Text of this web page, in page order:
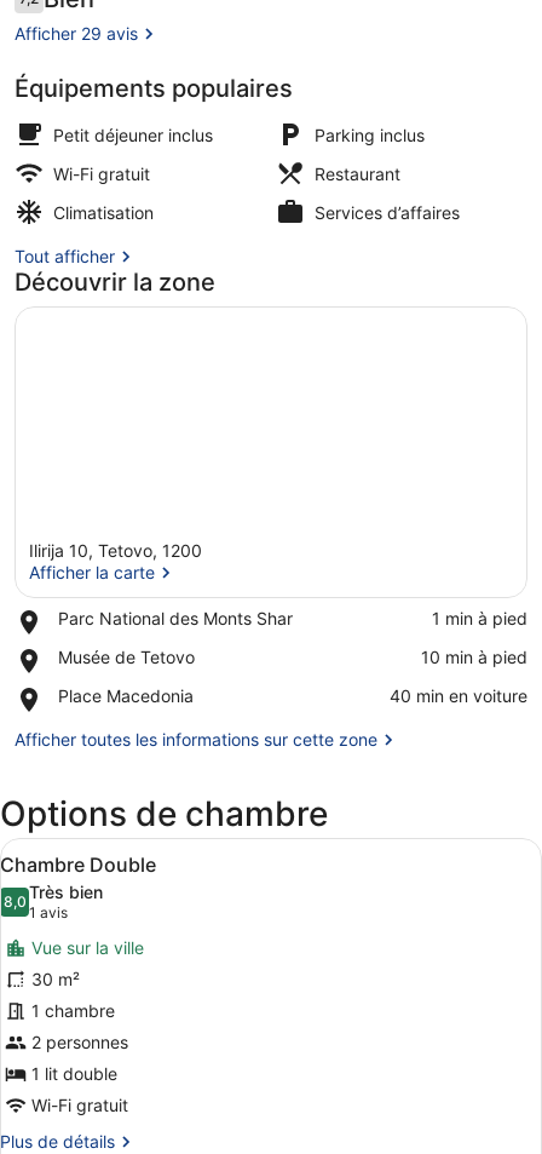
Bar lounge
voyageurs
7,2 sur 10
Afficher 29 avis
Équipements populaires
Petit déjeuner inclus
Parking inclus
Wi-Fi gratuit
Restaurant
Climatisation
Services d’affaires
Tout afficher
Découvrir la zone
Ilirija 10, Tetovo, 1200
Afficher la carte
Parc National des Monts Shar
Place,
National
Monts
‪1 min à pied‬
Musée de Tetovo
Place,
de
‪10 min à pied‬
Place Macedonia
Place,
Macedonia
‪40 min en voiture‬
Afficher toutes les informations sur cette zone
Options de chambre
Afficher
toutes
les
photos
pour
ce
type
de
chambre :
Chambre
Double
Une chambre à coucher avec un
7
Chambre Double
8,08,0 sur 10
Très bien
1 avis
(1 avis)
Vue sur la ville
30 m²
1 chambre
2 personnes
1 lit double
Wi-Fi gratuit
Plus de détails
Plus